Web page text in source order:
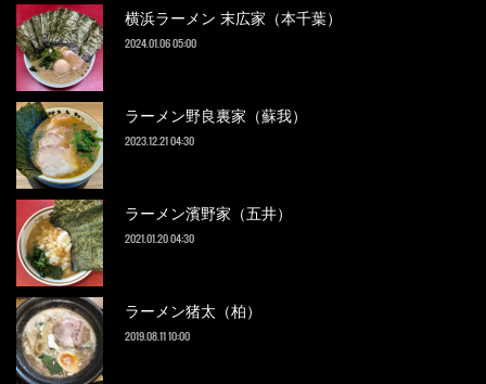
横浜ラーメン 末広家（本千葉）
2024.01.06 05:00
ラーメン野良裏家（蘇我）
2023.12.21 04:30
ラーメン濱野家（五井）
2021.01.20 04:30
ラーメン猪太（柏）
2019.08.11 10:00